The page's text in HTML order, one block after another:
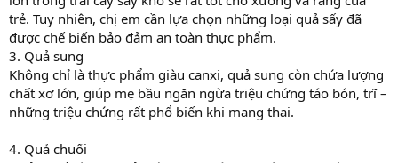
trẻ. Tuy nhiên, chị em cần lựa chọn những loại quả sấy đã
được chế biến bảo đảm an toàn thực phẩm.
3. Quả sung
Không chỉ là thực phẩm giàu canxi, quả sung còn chứa lượng
chất xơ lớn, giúp mẹ bầu ngăn ngừa triệu chứng táo bón, trĩ –
những triệu chứng rất phổ biến khi mang thai.
4. Quả chuối